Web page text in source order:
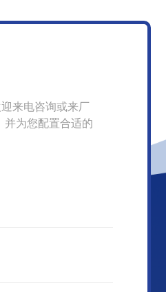
来电咨询或来厂
并为您配置合适的